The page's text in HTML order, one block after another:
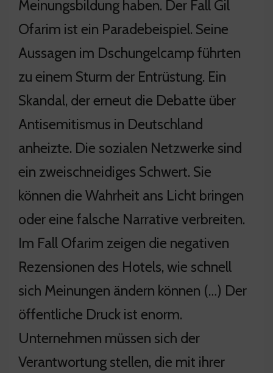
Meinungsbildung haben. Der Fall Gil
Ofarim ist ein Paradebeispiel. Seine
Aussagen im Dschungelcamp führten
zu einem Sturm der Entrüstung. Ein
Skandal, der erneut die Debatte über
Antisemitismus in Deutschland
anheizte. Die sozialen Netzwerke sind
ein zweischneidiges Schwert. Sie
können die Wahrheit ans Licht bringen
oder eine falsche Narrative verbreiten.
Im Fall Ofarim zeigen die negativen
Rezensionen des Hotels, wie schnell
sich Meinungen ändern können (…) Der
öffentliche Druck ist enorm.
Unternehmen müssen sich der
Verantwortung stellen, die mit ihrer